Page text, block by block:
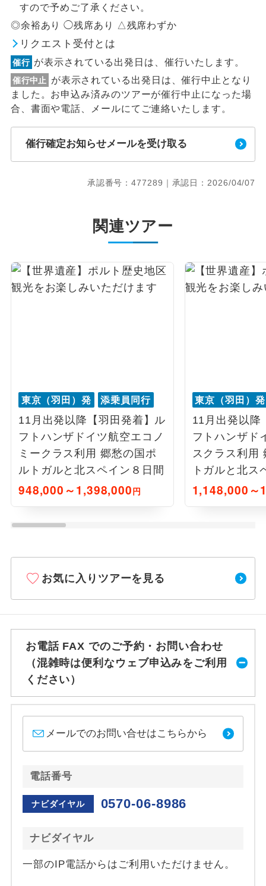
すので予めご了承ください。
◎余裕あり ◯残席あり △残席わずか
リクエスト受付とは
催行 が表示されている出発日は、催行いたします。
催行中止
が表示されている出発日は、催行中止となり
ました。お申込み済みのツアーが催行中止になった場
合、書面や電話、メールにてご連絡いたします。
催行確定お知らせメールを受け取る
承認番号：477289｜承認日：2026/04/07
関連ツアー
東京（羽田）発 添乗員同行
11月出発以降【羽田発着】ル
フトハンザドイツ航空エコノ
ミークラス利用 郷愁の国ポ
ルトガルと北スペイン８日間
948,000～1,398,000円
東京（羽田）発
11月出発以降
フトハンザド
スクラス利用
トガルと北ス
1,148,000～
お気に入りツアーを見る
お電話 FAX でのご予約・お問い合わせ
（混雑時は便利なウェブ申込みをご利用
ください）
メールでのお問い合せはこちらから
電話番号
ナビダイヤル 0570-06-8986
ナビダイヤル
一部のIP電話からはご利用いただけません。